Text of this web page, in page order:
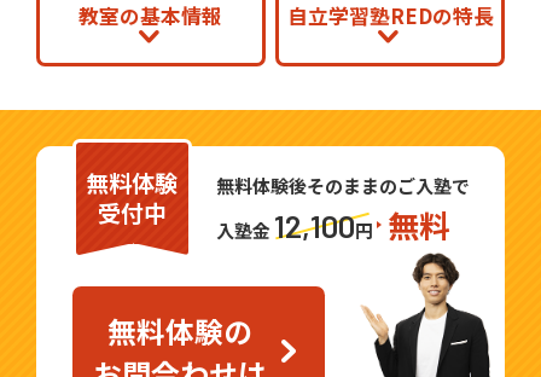
教室の基本情報 自立学習塾REDの特長
無料体験
受付中
無料体験後そのままのご入塾で
入塾金 12,100円 無料
無料体験の